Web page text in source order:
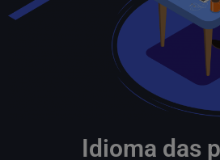
Idioma das